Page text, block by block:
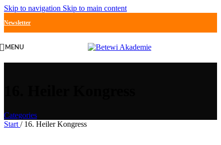
Skip to navigation Skip to main content
Newsletter
MENU
Categories
Start / 16. Heiler Kongress